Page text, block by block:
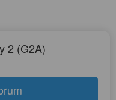
2 (G2A)